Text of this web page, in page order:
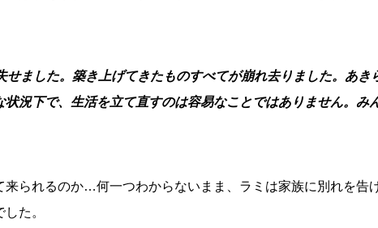
せました。築き上げてきたものすべてが崩れ去りました。あ
況下で、生活を立て直すのは容易なことではありません。み
られるのか…何一つわからないまま、ラミは家族に別れを告
た。